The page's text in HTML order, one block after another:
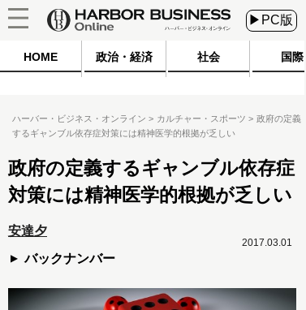
▶PC版
HOME 政治・経済 社会 国際
ハーバー・ビジネス・オンライン カルチャー・スポーツ
政府の定義
するギャンブル依存症対策には精神医学的根拠が乏しい
政府の定義するギャンブル依存症
対策には精神医学的根拠が乏しい
安達夕
バックナンバー
2017.03.01